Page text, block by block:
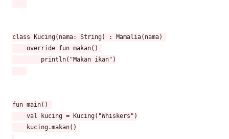
class Kucing(nama: String) : Mamalia(nama)
    override fun makan()
        println("Makan ikan")
fun main()
    val kucing = Kucing("Whiskers")
    kucing.makan()